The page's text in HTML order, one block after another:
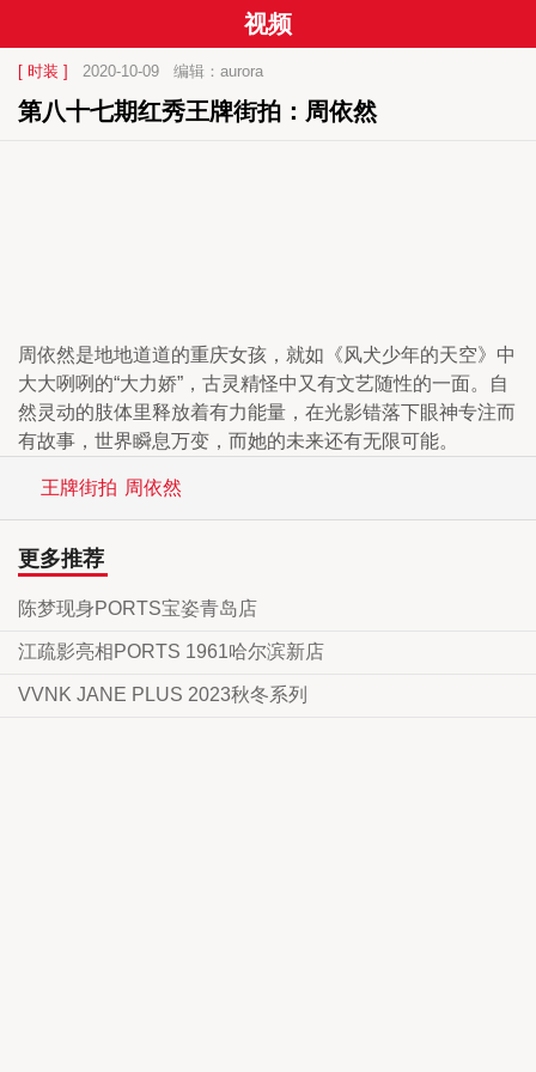
视频
[ 时装 ] 2020-10-09 编辑：aurora
第八十七期红秀王牌街拍：周依然
周依然是地地道道的重庆女孩，就如《风犬少年的天空》中
大大咧咧的“大力娇”，古灵精怪中又有文艺随性的一面。自
然灵动的肢体里释放着有力能量，在光影错落下眼神专注而
有故事，世界瞬息万变，而她的未来还有无限可能。
王牌街拍 周依然
更多推荐
陈梦现身PORTS宝姿青岛店
江疏影亮相PORTS 1961哈尔滨新店
VVNK JANE PLUS 2023秋冬系列